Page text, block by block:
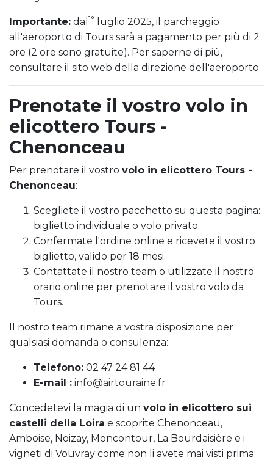
Importante: dal 1°
luglio 2025, il parcheggio
all'aeroporto di Tours sarà a pagamento per più di 2
ore (2 ore sono gratuite). Per saperne di più,
consultare il sito web della direzione dell'aeroporto.
Prenotate il vostro volo in
elicottero Tours -
Chenonceau
Per prenotare il vostro volo in elicottero Tours -
Chenonceau:
Scegliete il vostro pacchetto su questa pagina:
biglietto individuale o volo privato.
Confermate l'ordine online e ricevete il vostro
biglietto, valido per 18 mesi.
Contattate il nostro team o utilizzate il nostro
orario online per prenotare il vostro volo da
Tours.
Il nostro team rimane a vostra disposizione per
qualsiasi domanda o consulenza:
Telefono: 02 47 24 81 44
E-mail : info@airtouraine.fr
Concedetevi la magia di un volo in elicottero sui
castelli della Loira e scoprite Chenonceau,
Amboise, Noizay, Moncontour, La Bourdaisière e i
vigneti di Vouvray come non li avete mai visti prima: